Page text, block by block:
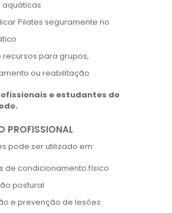
aquáticas
Pilates seguramente no
recursos para grupos,
ou reabilitação
e estudantes do
PROFISSIONAL
pode ser utilizado em:
de condicionamento físico
postural
e prevenção de lesões